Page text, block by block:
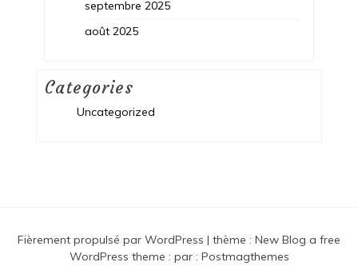
septembre 2025
août 2025
Categories
Uncategorized
Fièrement propulsé par WordPress | thème : New Blog a free
WordPress theme : par : Postmagthemes